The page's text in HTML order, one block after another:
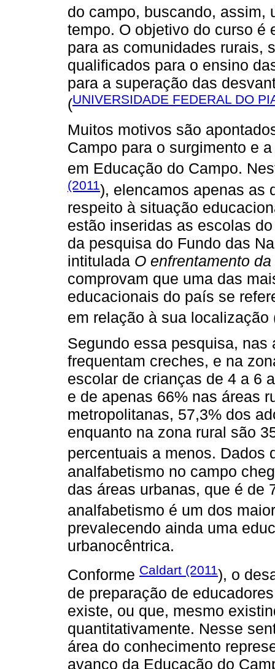
do campo, buscando, assim,
tempo. O objetivo do curso é
para as comunidades rurais,
qualificados para o ensino
para a superação das
(UNIVERSIDADE FEDERAL DO
Muitos motivos são
Campo para o surgimento e
em Educação do Campo.
(2011), elencamos apenas as
respeito à situação
estão inseridas as escolas
da pesquisa do Fundo das
intitulada O enfrentamento
comprovam que uma das
educacionais do país se
em relação à sua localização
Segundo essa pesquisa,
frequentam creches, e na
escolar de crianças de 4 a 6
e de apenas 66% nas áreas
metropolitanas, 57,3% dos
enquanto na zona rural são
percentuais a menos. Dados
analfabetismo no campo
das áreas urbanas, que é de
analfabetismo é um dos
prevalecendo ainda uma
urbanocêntrica.
Conforme Caldart (2011), o
de preparação de
existe, ou que, mesmo
quantitativamente. Nesse
área do conhecimento
avanço da Educação do